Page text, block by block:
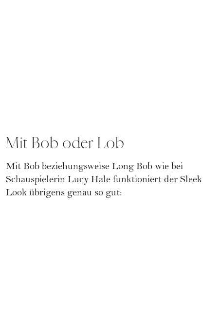
Mit Bob oder Lob
Mit Bob beziehungsweise Long Bob wie bei
Schauspielerin Lucy Hale funktioniert der Sleek
Look übrigens genau so gut: